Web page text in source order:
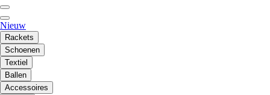
Nieuw
Rackets
Schoenen
Textiel
Ballen
Accessoires